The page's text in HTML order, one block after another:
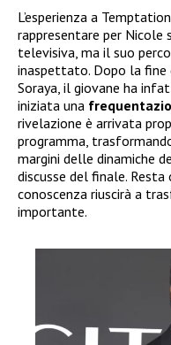
L’esperienza a
rappresentare per
televisiva, ma il suo
inaspettato. Dopo la fine
Soraya, il giovane ha
iniziata una
rivelazione è arrivata
programma,
margini delle dinamiche
discusse del finale.
conoscenza riuscirà a
importante.